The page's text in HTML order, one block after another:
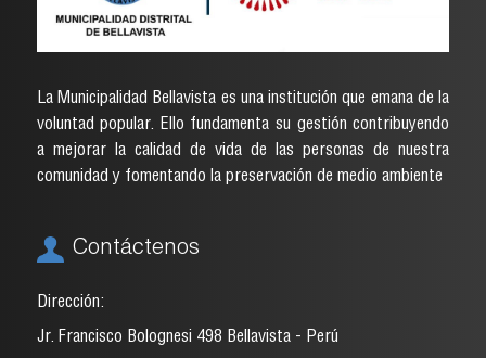
La Municipalidad Bellavista es una institución que emana de la
voluntad popular. Ello fundamenta su gestión contribuyendo
a mejorar la calidad de vida de las personas de nuestra
comunidad y fomentando la preservación de medio ambiente
Contáctenos
Dirección:
Jr. Francisco Bolognesi 498 Bellavista - Perú